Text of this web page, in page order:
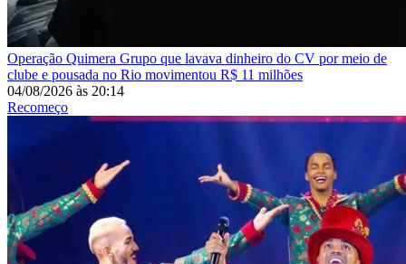
Operação Quimera Grupo que lavava dinheiro do CV por meio de
clube e pousada no Rio movimentou R$ 11 milhões
04/08/2026 às 20:14
Recomeço